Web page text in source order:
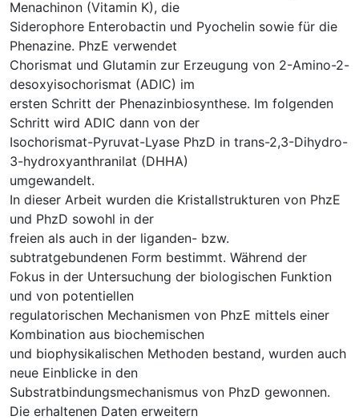
Menachinon (Vitamin K), die
Siderophore Enterobactin und Pyochelin sowie für die
Phenazine. PhzE verwendet
Chorismat und Glutamin zur Erzeugung von 2-Amino-2-
desoxyisochorismat (ADIC) im
ersten Schritt der Phenazinbiosynthese. Im folgenden
Schritt wird ADIC dann von der
Isochorismat-Pyruvat-Lyase PhzD in trans-2,3-Dihydro-
3-hydroxyanthranilat (DHHA)
umgewandelt.
In dieser Arbeit wurden die Kristallstrukturen von PhzE
und PhzD sowohl in der
freien als auch in der liganden- bzw.
subtratgebundenen Form bestimmt. Während der
Fokus in der Untersuchung der biologischen Funktion
und von potentiellen
regulatorischen Mechanismen von PhzE mittels einer
Kombination aus biochemischen
und biophysikalischen Methoden bestand, wurden auch
neue Einblicke in den
Substratbindungsmechanismus von PhzD gewonnen.
Die erhaltenen Daten erweitern